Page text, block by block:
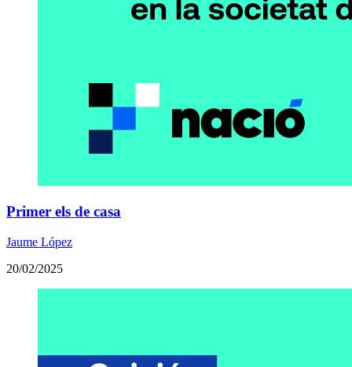
Primer els de casa
Jaume López
20/02/2025